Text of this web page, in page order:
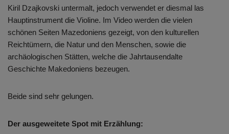
Kiril Dzajkovski untermalt, jedoch verwendet er diesmal las
Hauptinstrument die Violine. Im Video werden die vielen
schönen Seiten Mazedoniens gezeigt, von den kulturellen
Reichtümern, die Natur und den Menschen, sowie die
archäologischen Stätten, welche die Jahrtausendalte
Geschichte Makedoniens bezeugen.
Beide sind sehr gelungen.
Der ausgeweitete Spot mit Erzählung: